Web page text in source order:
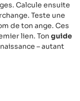
Calcule ensuite
Teste une
de ton ange. Ces
lien. Ton guide
– autant